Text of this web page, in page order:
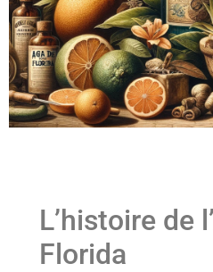
L’histoire de
Florida